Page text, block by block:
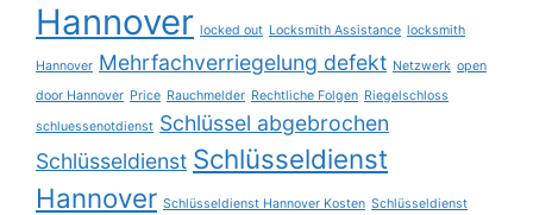
Hannover locked out Locksmith Assistance locksmith
Hannover Mehrfachverriegelung defekt Netzwerk open
door Hannover Price Rauchmelder Rechtliche Folgen Riegelschloss
schluessenotdienst Schlüssel abgebrochen
Schlüsseldienst Schlüsseldienst
Hannover Schlüsseldienst Hannover Kosten Schlüsseldienst